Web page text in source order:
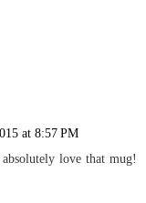
at 8:57 PM
love that mug!